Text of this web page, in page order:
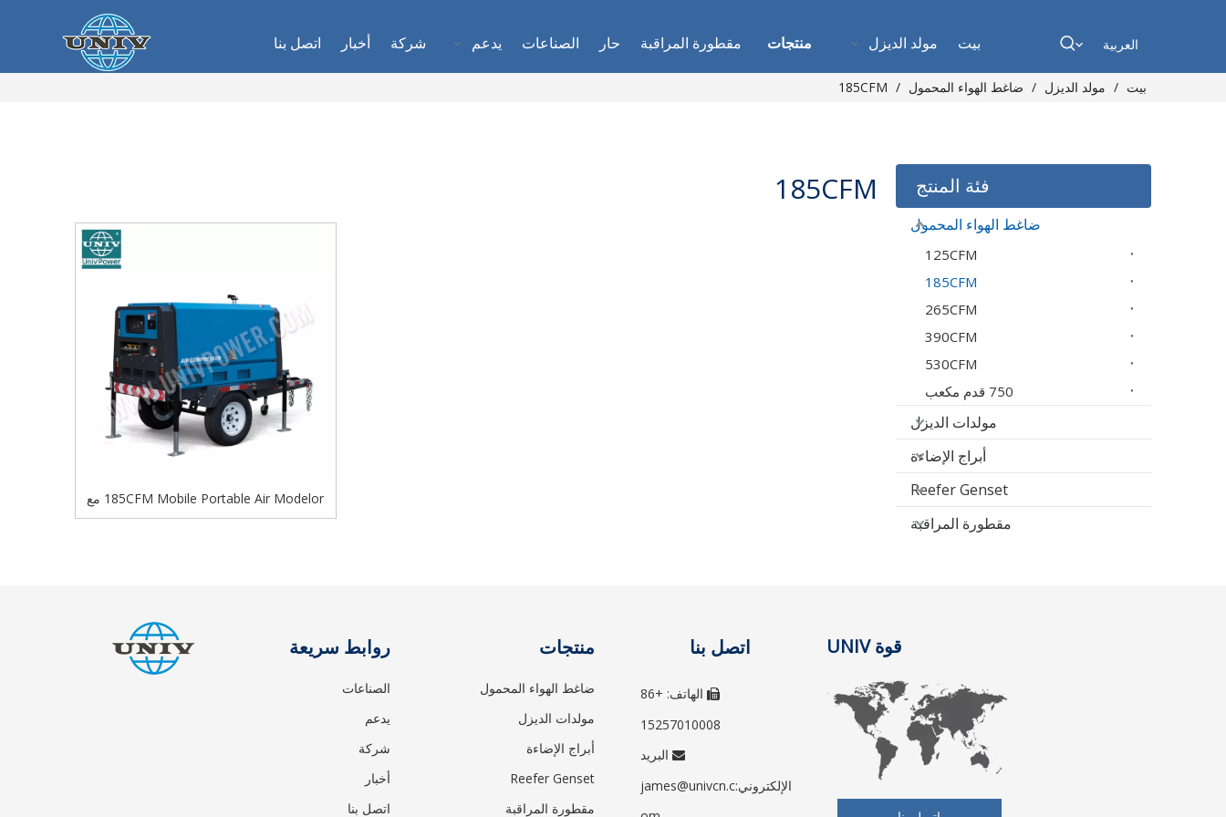
بيت مولد الديزل منتجات مقطورة المراقبة حار الصناعات يدعم شركة أخبار اتصل بنا العربية
بيت / مولد الديزل / ضاغط الهواء المحمول /
185CFM
فئة المنتج
ضاغط الهواء المحمول
125CFM
185CFM
265CFM
390CFM
530CFM
750 قدم مكعب
مولدات الديزل
أبراج الإضاءة
Reefer Genset
مقطورة المراقبة
185CFM
185CFM Mobile Portable Air Modelor مع
محرك الديزل
روابط سريعة
الصناعات
يدعم
شركة
أخبار
اتصل بنا
منتجات
ضاغط الهواء المحمول
مولدات الديزل
أبراج الإضاءة
Reefer Genset
مقطورة المراقبة
اتصل بنا

الهاتف: +86
15257010008
 البريد
الإلكتروني:james@univcn.c
قوة UNIV